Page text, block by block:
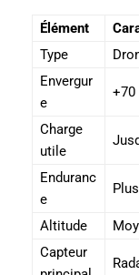
Élément
Type
Envergur
e
+70
Charge
utile
Enduranc
e
Altitude
Capteur